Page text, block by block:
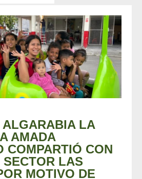
ALGARABIA LA
AMADA
COMPARTIÓ CON
LAS
MOTIVO DE